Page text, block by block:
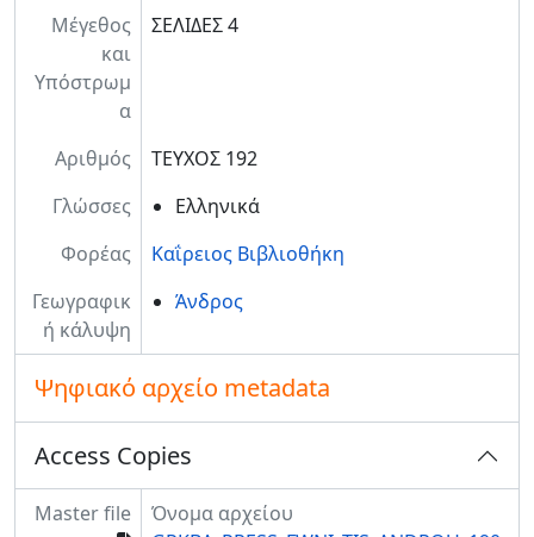
Μέγεθος
και
Υπόστρωμ
α
ΣΕΛΙΔΕΣ 4
Αριθμός
ΤΕΥΧΟΣ 192
Γλώσσες
Ελληνικά
Φορέας
Καΐρειος Βιβλιοθήκη
Γεωγραφικ
ή κάλυψη
Άνδρος
Ψηφιακό αρχείο metadata
Access Copies
Master file
Όνομα αρχείου